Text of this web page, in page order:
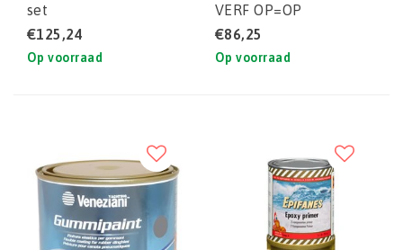
set
€125,24
Op voorraad
VERF OP=OP
€86,25
Op voorraad